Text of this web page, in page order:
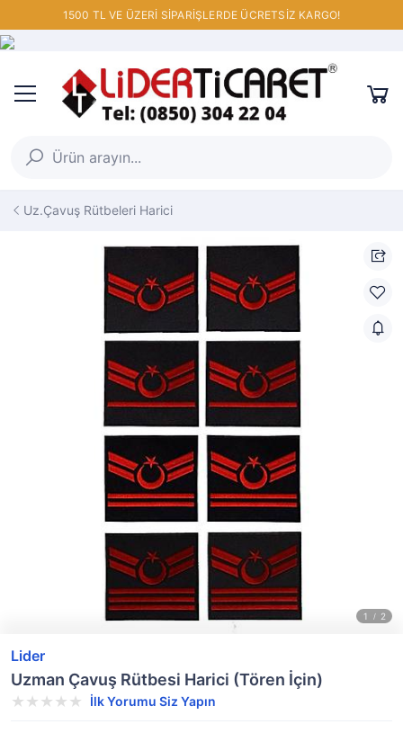
1500 TL VE ÜZERİ SİPARİŞLERDE ÜCRETSİZ KARGO!
Uz.Çavuş Rütbeleri Harici
Lider
Uzman Çavuş Rütbesi Harici (Tören İçin)
İlk Yorumu Siz Yapın